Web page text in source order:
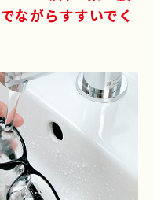
ながらすすいでく